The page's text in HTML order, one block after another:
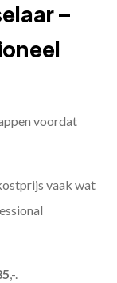
–
voordat
vaak wat
,-.